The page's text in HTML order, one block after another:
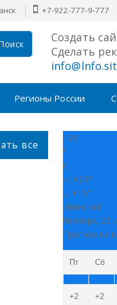
+7-922-777-9-777
Создать
Сделать
Регионы России
все
+23
°
C
H: +23°
L: +16°
Иланский
Четверг, 23
Прогноз на
Пт Сб
+2
+2